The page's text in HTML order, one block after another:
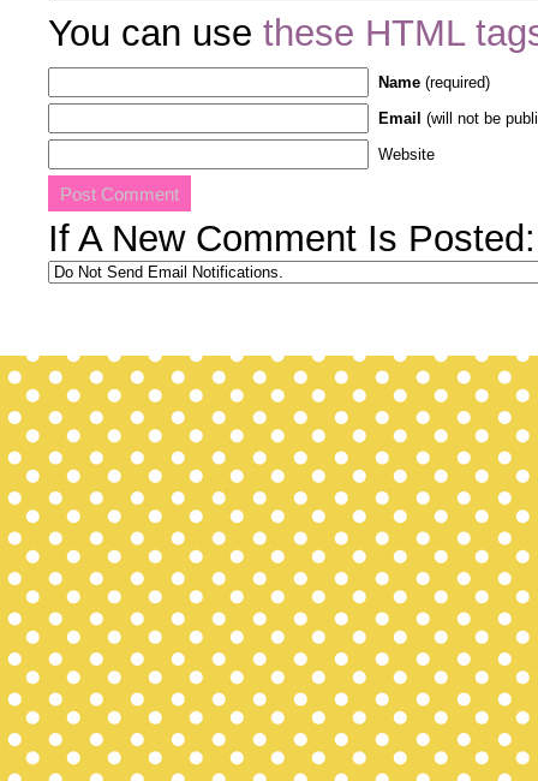
You can use these HTML
Name (required)
Email (will not be
Website
If A New Comment Is Posted: